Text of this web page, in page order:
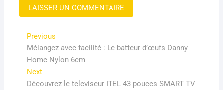
Navigation
de
l’article
PreviousPrevious
post:
Mélangez avec facilité : Le batteur d’œufs Danny
Home Nylon 6cm
NextNext
post:
Découvrez le televiseur ITEL 43 pouces SMART TV